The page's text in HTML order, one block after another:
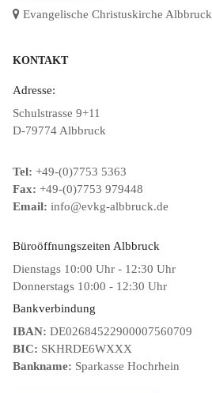
Evangelische Christuskirche Albbruck
KONTAKT
Adresse:
Schulstrasse 9+11
D-79774 Albbruck
Tel: +49-(0)7753 5363
Fax: +49-(0)7753 979448
Email: info@evkg-albbruck.de
Büroöffnungszeiten Albbruck
Dienstags 10:00 Uhr - 12:30 Uhr
Donnerstags 10:00 - 12:30 Uhr
Bankverbindung
IBAN: DE02684522900007560709
BIC: SKHRDE6WXXX
Bankname: Sparkasse Hochrhein